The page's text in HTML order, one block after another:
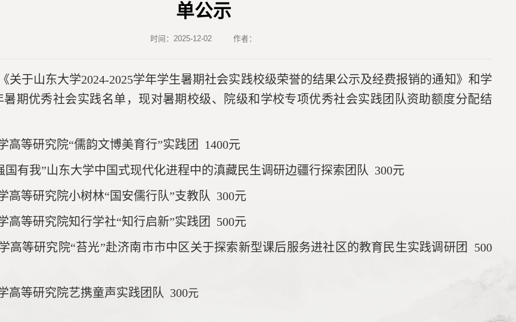
单公示
时间：2025-12-02 作者：
关于山东大学2024-2025学年学生暑期社会实践校级荣誉的结果公示及经费报销的通知》和学
暑期优秀社会实践名单，现对暑期校级、院级和学校专项优秀社会实践团队资助额度分配结
高等研究院“儒韵文博美育行”实践团 1400元
国有我”山东大学中国式现代化进程中的滇藏民生调研边疆行探索团队 300元
高等研究院小树林“国安儒行队”支教队 300元
高等研究院知行学社“知行启新”实践团
500元
高等研究院“苔光”赴济南市市中区关于探索新型课后服务进社区的教育民生实践调研团
500
高等研究院艺携童声实践团队 300元